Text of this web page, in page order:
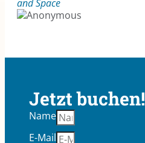
and Space
Jetzt buchen!
Name
E-Mail